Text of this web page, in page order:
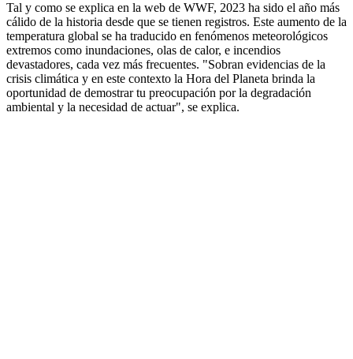
Tal y como se explica en la web de WWF, 2023 ha sido el año más
cálido de la historia desde que se tienen registros. Este aumento de la
temperatura global se ha traducido en fenómenos meteorológicos
extremos como inundaciones, olas de calor, e incendios
devastadores, cada vez más frecuentes. "Sobran evidencias de la
crisis climática y en este contexto la Hora del Planeta brinda la
oportunidad de demostrar tu preocupación por la degradación
ambiental y la necesidad de actuar", se explica.